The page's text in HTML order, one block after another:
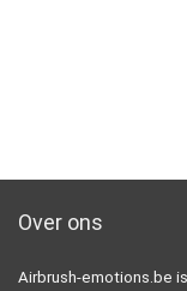
Over ons
Airbrush-emotions.be